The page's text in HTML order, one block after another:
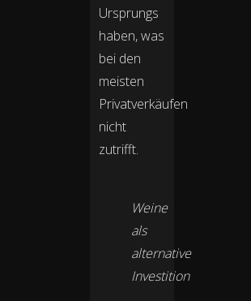
Ursprungs
haben, was
bei den
meisten
Privatverkäufen
nicht
zutrifft.
Weine
als
alternative
Investition